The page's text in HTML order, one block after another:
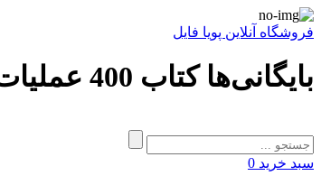
فروشگاه آنلاین پویا فایل
بایگانی‌ها کتاب 400 عملیات محبت - فروشگاه آنلاین پویا فایل
سبد خرید 0